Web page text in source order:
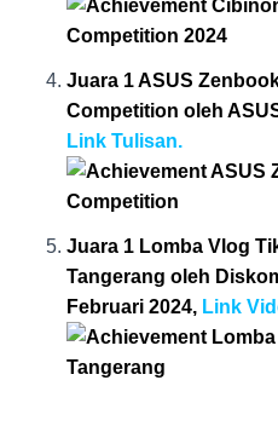
Juara 1 ASUS
Competition oleh
Link Tulisan.
Juara 1 Lomba Vlog
Tangerang oleh
Februari 2024, Link